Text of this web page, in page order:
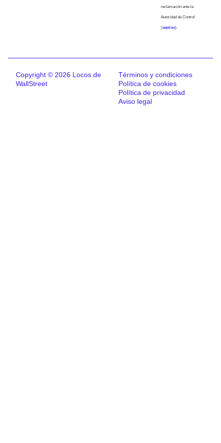
reclamación ante la
Autoridad de Control
(aepd.es).
Copyright © 2026 Locos de
WallStreet
Términos y condiciones
Política de cookies
Política de privacidad
Aviso legal